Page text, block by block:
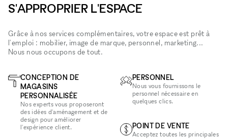
S'APPROPRIER L'ESPACE
Grâce à nos services complémentaires, votre espace est prêt à
l'emploi : mobilier, image de marque, personnel, marketing...
Nous nous occupons de tout.
CONCEPTION DE
MAGASINS
PERSONNALISÉE
Nos experts vous proposeront
des idées d'aménagement et de
design pour améliorer
l'expérience client.
PERSONNEL
Nous vous fournissons le
personnel nécessaire en
quelques clics.
POINT DE VENTE
Acceptez toutes les principales